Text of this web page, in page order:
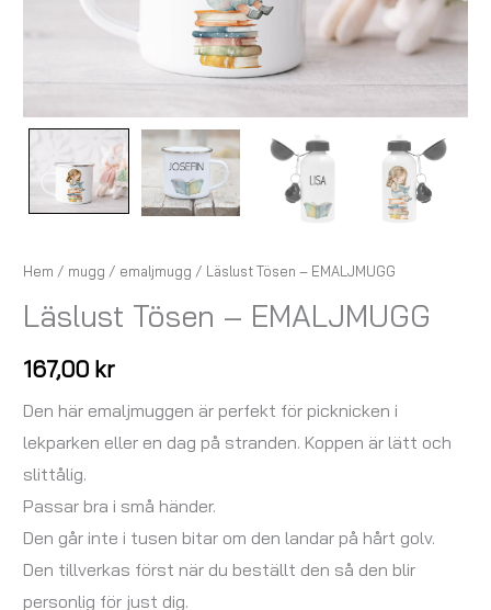
Hem / mugg / emaljmugg / Läslust Tösen – EMALJMUGG
Läslust Tösen – EMALJMUGG
167,00 kr
Den här emaljmuggen är perfekt för picknicken i
lekparken eller en dag på stranden. Koppen är lätt och
slittålig.
Passar bra i små händer.
Den går inte i tusen bitar om den landar på hårt golv.
Den tillverkas först när du beställt den så den blir
personlig för just dig.